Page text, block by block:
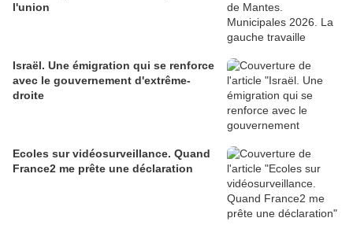
l'union
Israël. Une émigration qui se renforce
avec le gouvernement d'extrême-
droite
Ecoles sur vidéosurveillance. Quand
France2 me prête une déclaration